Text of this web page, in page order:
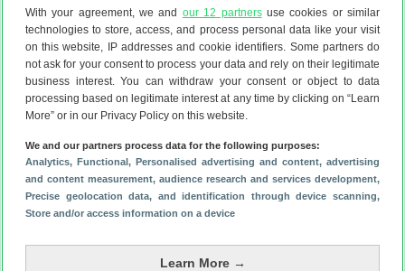
With your agreement, we and our 12 partnersuse cookies or similar
technologies to store, access, and process personal data like your visit
on this website, IP addresses and cookie identifiers. Some partners do
not ask for your consent to process your data and rely on their legitimate
business interest. You can withdraw your consent or object to data
processing based on legitimate interest at any time by clicking on “Learn
More” or in our Privacy Policy on this website.
We and our partners process data for the following purposes:
Analytics, Functional, Personalised advertising and content, advertising
and content measurement, audience research and services development,
Precise geolocation data, and identification through device scanning,
Store and/or access information on a device
Learn More →
De laatste foto hierboven is niet helemaal zwart-wit, maar
heeft nog een klein beetje kleur. Ook dat zorgt weer voor
een heel andere sfeer. Daar kun je mee spelen door in de
foto-app op je smartphone te kiezen voor ‘verzadiging’ en
deze slider bijvoorbeeld voor driekwart naar links te
trekken. Dan verdwijnen de kleuren naar de achtergrond,
maar verdwijnen ze niet helemaal. De mogelijkheden zijn
eindeloos.
Download de Android Planet-app